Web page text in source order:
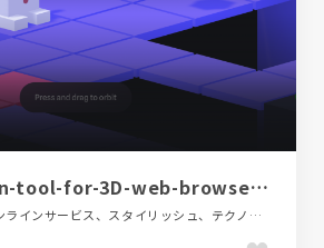
Spline-Design-tool-for-3D-web-browser-experiences
LP・特集ページ、オンラインサービス、スタイリッシュ、テクノロジー・サイエンス、ブラック系 、ポップ、海外サイト